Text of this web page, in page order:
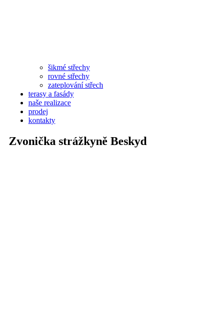
šikmé střechy
rovné střechy
zateplování střech
terasy a fasády
naše realizace
prodej
kontakty
Zvonička strážkyně Beskyd